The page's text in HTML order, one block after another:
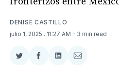
DENISE CASTILLO
julio 1, 2025 . 11:27 AM - 3 min read
CompartirCompartir
CompartirCompartir